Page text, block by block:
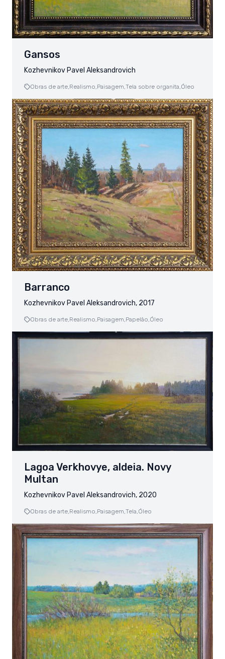
Gansos
Kozhevnikov Pavel Aleksandrovich
Obras de arte,Realismo,Paisagem,Tela sobre organita,Óleo
Barranco
Kozhevnikov Pavel Aleksandrovich, 2017
Obras de arte, Realismo, Paisagem, Papelão, Óleo
Lagoa Verkhovye, aldeia. Novy
Multan
Kozhevnikov Pavel Aleksandrovich, 2020
Obras de arte,Realismo,Paisagem,Tela,Óleo